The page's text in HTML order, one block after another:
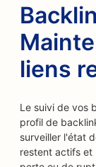
liens
Le suivi de vos
profil de
surveiller l'état
restent actifs et